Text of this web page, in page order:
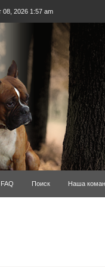
2026 1:57 am
FAQ Поиск Наша